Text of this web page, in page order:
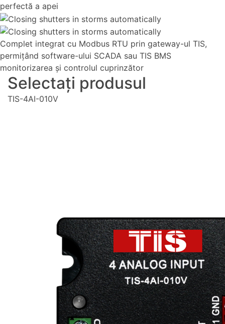
perfectă a apei
Complet integrat cu Modbus RTU prin gateway-ul TIS,
permițând software-ului SCADA sau TIS BMS
monitorizarea și controlul cuprinzător
Selectați produsul
TIS-4AI-010V